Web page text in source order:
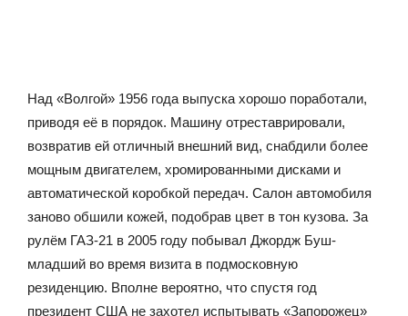
Над «Волгой» 1956 года выпуска хорошо поработали,
приводя её в порядок. Машину отреставрировали,
возвратив ей отличный внешний вид, снабдили более
мощным двигателем, хромированными дисками и
автоматической коробкой передач. Салон автомобиля
заново обшили кожей, подобрав цвет в тон кузова. За
рулём ГАЗ-21 в 2005 году побывал Джордж Буш-
младший во время визита в подмосковную
резиденцию. Вполне вероятно, что спустя год
президент США не захотел испытывать «Запорожец»